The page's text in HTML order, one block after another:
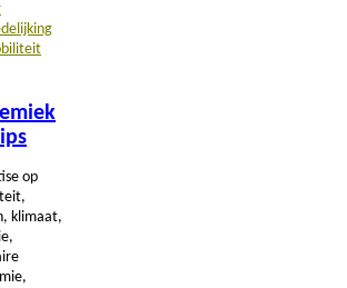
op
klimaat,